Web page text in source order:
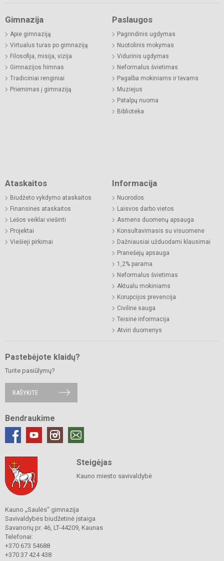
Gimnazija
Apie gimnaziją
Virtualus turas po gimnaziją
Filosofija, misija, vizija
Gimnazijos himnas
Tradiciniai renginiai
Priėmimas į gimnaziją
Paslaugos
Pagrindinis ugdymas
Nuotolinis mokymas
Vidurinis ugdymas
Neformalus švietimas
Pagalba mokiniams ir tėvams
Muziejus
Patalpų nuoma
Biblioteka
Ataskaitos
Biudžeto vykdymo ataskaitos
Finansinės ataskaitos
Lėšos veiklai viešinti
Projektai
Viešieji pirkimai
Informacija
Nuorodos
Laisvos darbo vietos
Asmens duomenų apsauga
Konsultavimasis su visuomene
Dažniausiai užduodami klausimai
Pranešėjų apsauga
1,2% parama
Neformalus švietimas
Aktualu mokiniams
Korupcijos prevencija
Civilinė sauga
Teisinė informacija
Atviri duomenys
Pastebėjote klaidų?
Turite pasiūlymų?
RAŠYKITE
Bendraukime
Steigėjas
Kauno miesto savivaldybė
Kauno „Saulės“ gimnazija
Savivaldybės biudžetinė įstaiga
Savanorių pr. 46, LT-44209, Kaunas
Telefonai:
+370 673 54688
+370 37 424 438